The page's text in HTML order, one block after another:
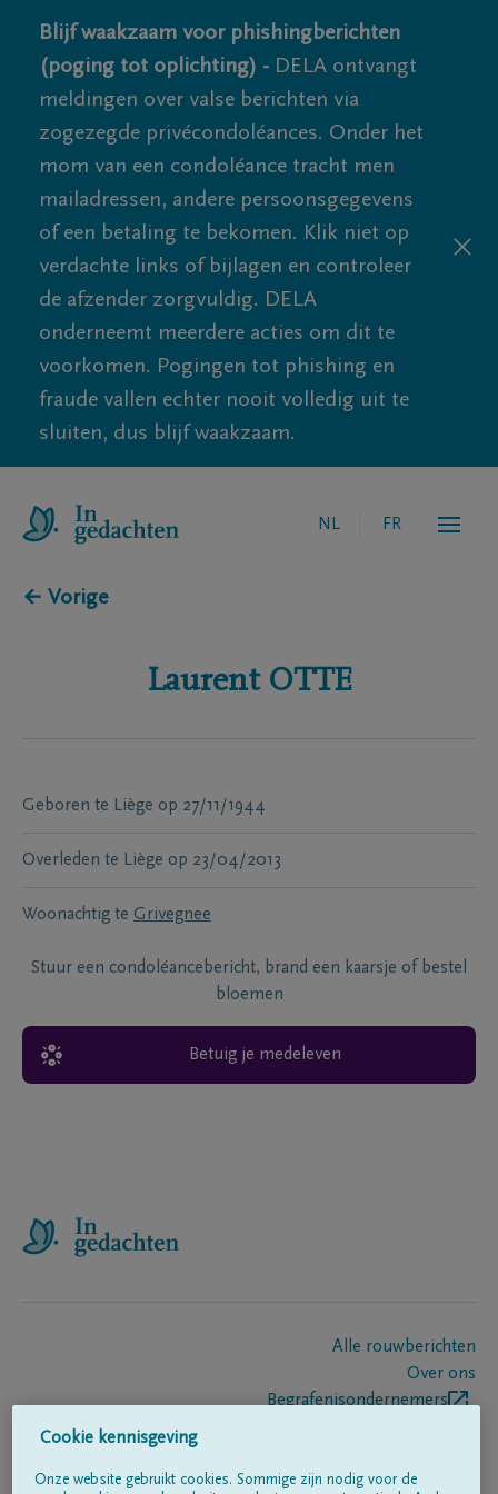
Blijf waakzaam voor phishingberichten
(poging tot oplichting) - DELA ontvangt
meldingen over valse berichten via
zogezegde privécondoléances. Onder het
mom van een condoléance tracht men
mailadressen, andere persoonsgegevens
of een betaling te bekomen. Klik niet op
verdachte links of bijlagen en controleer
de afzender zorgvuldig. DELA
onderneemt meerdere acties om dit te
voorkomen. Pogingen tot phishing en
fraude vallen echter nooit volledig uit te
sluiten, dus blijf waakzaam.
NL FR
← Vorige
Laurent OTTE
Geboren te Liège op 27/11/1944
Overleden te Liège op 23/04/2013
Woonachtig te Grivegnee
Stuur een condoléancebericht, brand een kaarsje of bestel
bloemen
Betuig je medeleven
Alle rouwberichten
Over ons
Begrafenisondernemers
Cookie kennisgeving
Onze website gebruikt cookies. Sommige zijn nodig voor de